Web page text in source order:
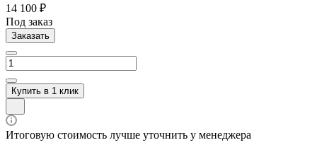
14 100 ₽
Под заказ
Заказать
Купить в 1 клик
Итоговую стоимость лучше уточнить у менеджера